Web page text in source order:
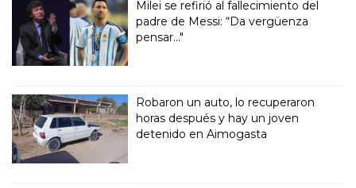
Milei se refirió al fallecimiento del
padre de Messi: “Da vergüenza
pensar..."
Robaron un auto, lo recuperaron
horas después y hay un joven
detenido en Aimogasta